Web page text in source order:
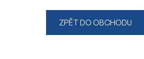
ZPĚT DO OBCHODU